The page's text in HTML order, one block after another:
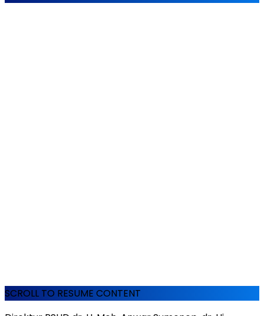
SCROLL TO RESUME CONTENT